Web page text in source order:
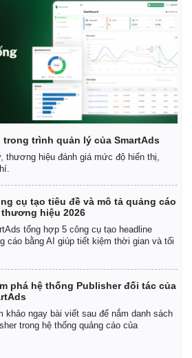
trình quản lý của SmartAds
thương hiệu đánh giá mức độ hiển thị,
cụ tạo tiêu đề và mô tả quảng cáo
hiệu 2026
tổng hợp 5 công cụ tạo headline
cáo bằng AI giúp tiết kiệm thời gian và tối
phá hệ thống Publisher đối tác của
khảo ngay bài viết sau để nắm danh sách
trong hệ thống quảng cáo của